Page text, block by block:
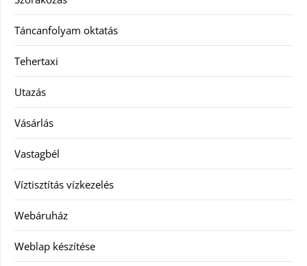
Táncanfolyam oktatás
Tehertaxi
Utazás
Vásárlás
Vastagbél
Víztisztítás vízkezelés
Webáruház
Weblap készítése